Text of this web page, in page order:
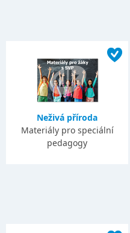
Neživá příroda
Materiály pro speciální
pedagogy